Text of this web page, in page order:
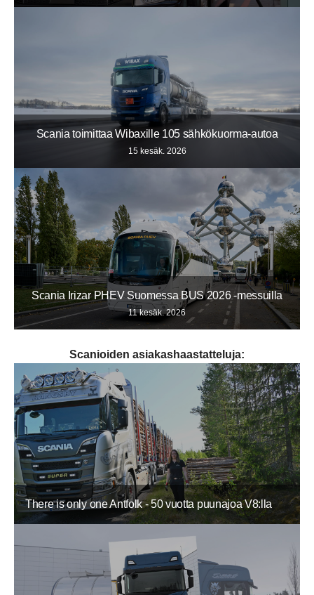
Scania toimittaa Wibaxille 105 sähkökuorma-autoa
15 kesäk. 2026
Scania Irizar PHEV Suomessa BUS 2026 -messuilla
11 kesäk. 2026
Scanioiden asiakashaastatteluja:
There is only one Antfolk - 50 vuotta puunajoa V8:lla